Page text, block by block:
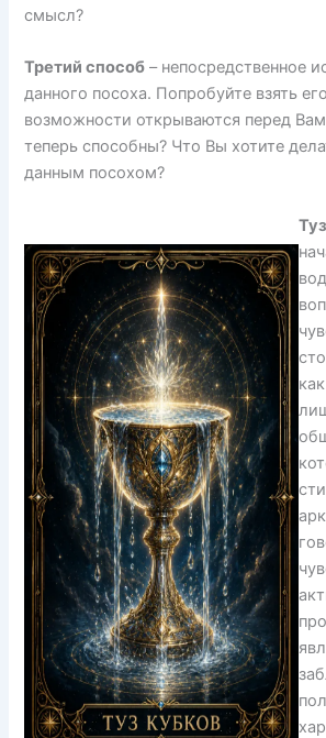
смысл?
Третий способ – непосредственное
данного посоха. Попробуйте взять
возможности открываются перед
теперь способны? Что Вы хотите
данным посохом?